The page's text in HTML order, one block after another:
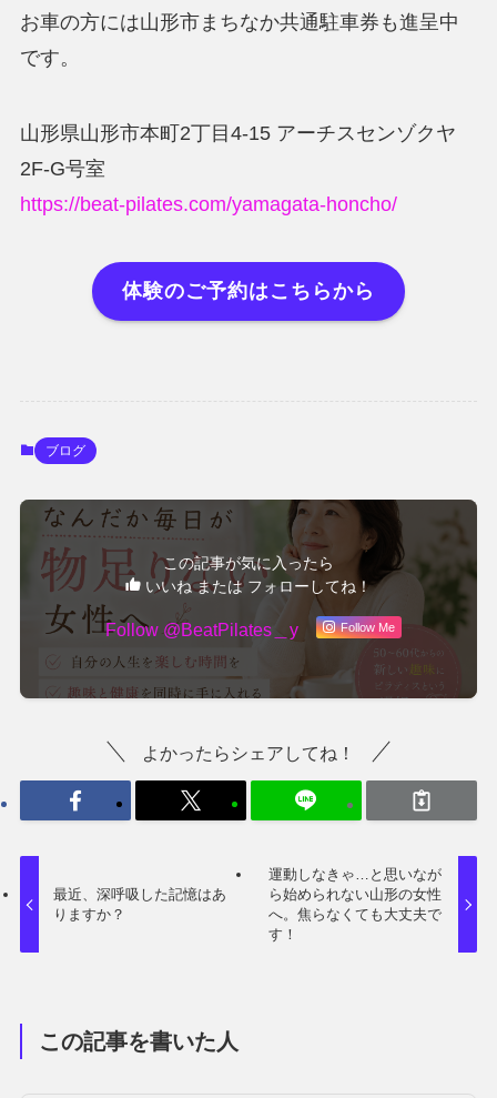
お車の方には山形市まちなか共通駐車券も進呈中
です。
山形県山形市本町2丁目4-15 アーチスセンゾクヤ
2F-G号室
https://beat-pilates.com/yamagata-honcho/
体験のご予約はこちらから
ブログ
この記事が気に入ったら
いいね または フォローしてね！
Follow @BeatPilates＿y Follow Me
よかったらシェアしてね！
最近、深呼吸した記憶はあ
りますか？
運動しなきゃ…と思いなが
ら始められない山形の女性
へ。焦らなくても大丈夫で
す！
この記事を書いた人